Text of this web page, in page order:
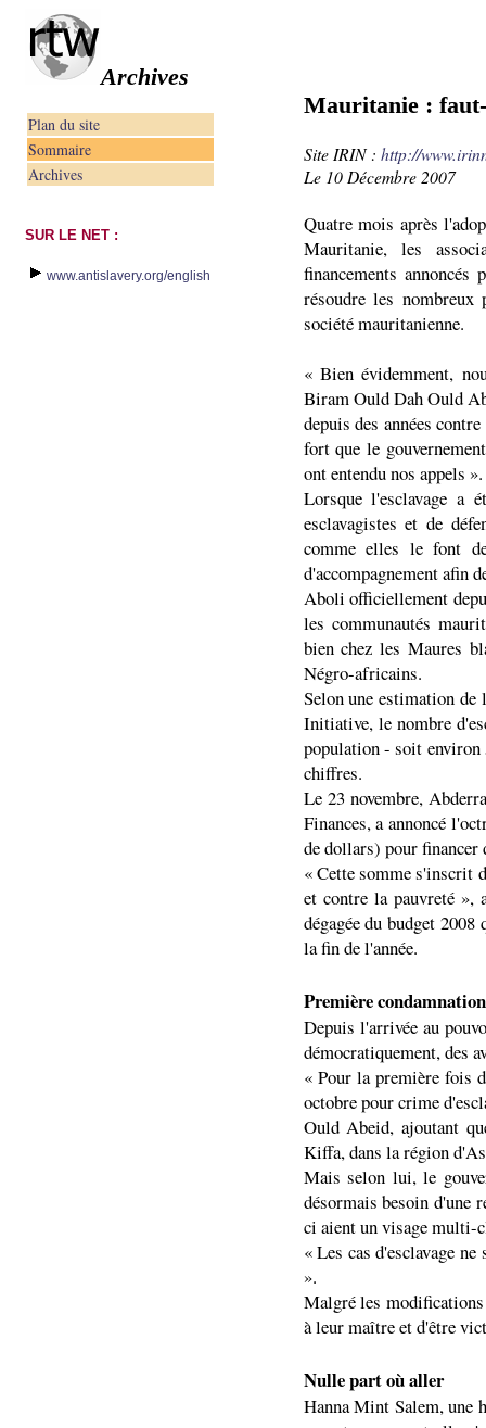
Archives
Plan du site
Sommaire
Archives
SUR LE NET :
www.antislavery.org/english
Mauritanie :
Site IRIN : http://
Le 10 Décembre 2007
Quatre mois après
Mauritanie, les
financements
résoudre les
société mauritanienne.
« Bien évidemment,
Biram Ould Dah Ould
depuis des années
fort que le
ont entendu nos appels ».
Lorsque l'esclavage a
esclavagistes et de
comme elles le font
d'accompagnement afin
Aboli officiellement
les communautés
bien chez les Maures
Négro-africains.
Selon une estimation de
Initiative, le nombre
population - soit
chiffres.
Le 23 novembre,
Finances, a annoncé
de dollars) pour financer
« Cette somme s'inscrit
et contre la pauvreté »,
dégagée du budget
la fin de l'année.
Première condamnation
Depuis l'arrivée au
démocratiquement, des
« Pour la première fois
octobre pour crime
Ould Abeid, ajoutant
Kiffa, dans la région
Mais selon lui, le
désormais besoin d'une
ci aient un visage multi-
« Les cas d'esclavage
».
Malgré les
à leur maître et d'être
Nulle part où aller
Hanna Mint Salem, une